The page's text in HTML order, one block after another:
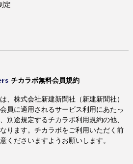
定
チカラボ無料会員規約
、株式会社新建新聞社（新建新聞社）
員に適用されるサービス利用にあたっ
別途規定するチカラボ利用規約の他、
ります。チカラボをご利用いただく前
くださいますようお願いします。